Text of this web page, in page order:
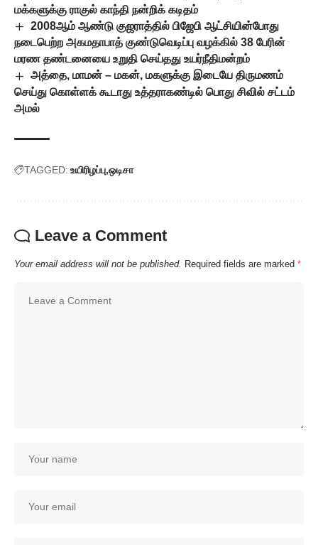
மக்களுக்கு ராகுல் காந்தி நன்றிக் கடிதம்
2008ஆம் ஆண்டு குஜராத்தில் பிஜேபி ஆட்சியின்போது
நடைபெற்ற அகமதாபாத் குண்டுவெடிப்பு வழக்கில் 38 பேரின்
மரண தண்டனையை உறுதி செய்தது உயர்நீதிமன்றம்
அத்தை, மாமன் – மகன், மகளுக்கு இடையே திருமணம்
செய்து கொள்ளக் கூடாது உத்தராகண்டில் பொது சிவில் சட்டம்
அமல்
TAGGED: உயிரிழப்பு ஒடிசா
Leave a Comment
Your email address will not be published. Required fields are marked *